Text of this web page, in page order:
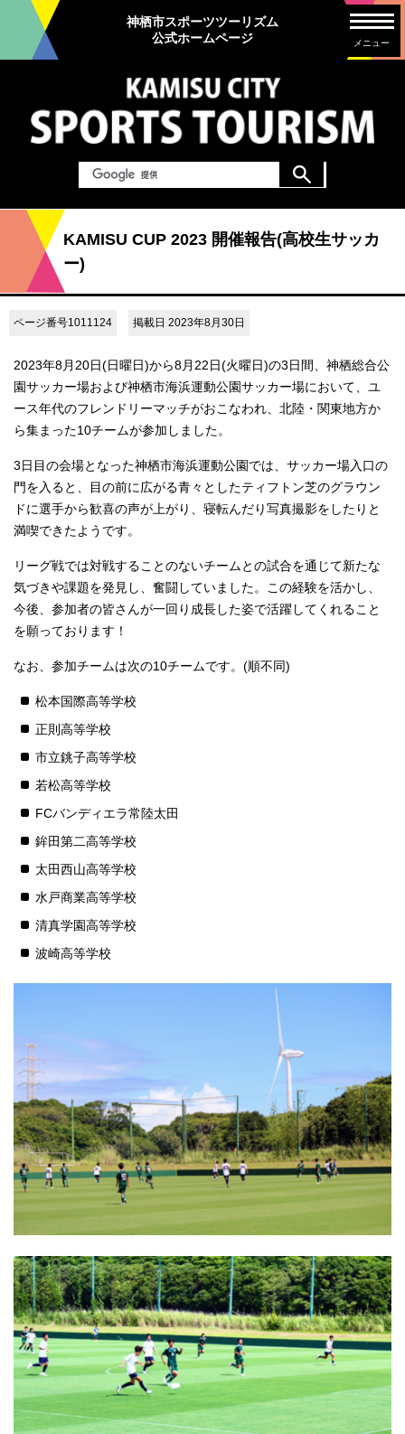
神栖市スポーツツーリズム
公式ホームページ
メニュー
KAMISU CUP 2023 開催報告(高校生サッカ
ー)
ページ番号1011124 掲載日 2023年8月30日
2023年8月20日(日曜日)から8月22日(火曜日)の3日間、神栖総合公
園サッカー場および神栖市海浜運動公園サッカー場において、ユ
ース年代のフレンドリーマッチがおこなわれ、北陸・関東地方か
ら集まった10チームが参加しました。
3日目の会場となった神栖市海浜運動公園では、サッカー場入口の
門を入ると、目の前に広がる青々としたティフトン芝のグラウン
ドに選手から歓喜の声が上がり、寝転んだり写真撮影をしたりと
満喫できたようです。
リーグ戦では対戦することのないチームとの試合を通じて新たな
気づきや課題を発見し、奮闘していました。この経験を活かし、
今後、参加者の皆さんが一回り成長した姿で活躍してくれること
を願っております！
なお、参加チームは次の10チームです。(順不同)
松本国際高等学校
正則高等学校
市立銚子高等学校
若松高等学校
FCバンディエラ常陸太田
鉾田第二高等学校
太田西山高等学校
水戸商業高等学校
清真学園高等学校
波崎高等学校